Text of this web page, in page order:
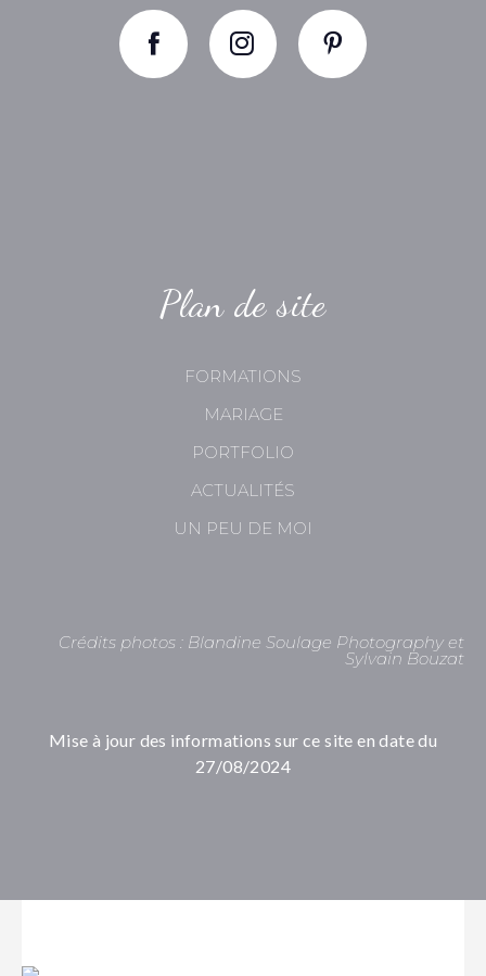
Plan de site
FORMATIONS
MARIAGE
PORTFOLIO
ACTUALITÉS
UN PEU DE MOI
Crédits photos : Blandine Soulage Photography et
Sylvain Bouzat
Mise à jour des informations sur ce site en date du
27/08/2024